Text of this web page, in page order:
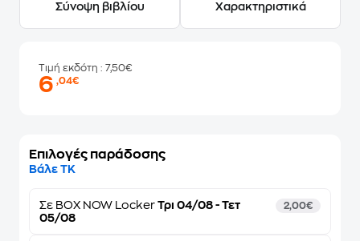
Σύνοψη βιβλίου Χαρακτηριστικά
Τιμή εκδότη : 7,50€
6,04€
Επιλογές παράδοσης
Βάλε ΤΚ
Σε BOX NOW Locker Τρι 04/08 - Τετ
05/08
2,00€